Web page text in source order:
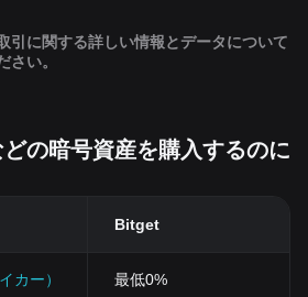
引に関する詳しい情報とデータについて
い。
の暗号資産を購入するのに
Bitget
カー） 最低0%